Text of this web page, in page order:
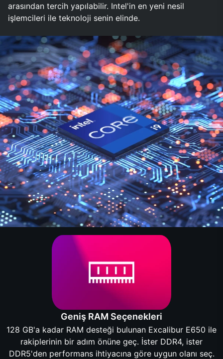
arasından tercih yapılabilir. Intel'in en yeni nesil
işlemcileri ile teknoloji senin elinde.
Geniş RAM Seçenekleri
128 GB'a kadar RAM desteği bulunan Excalibur E650 ile
rakiplerinin bir adım önüne geç. İster DDR4, ister
DDR5'den performans ihtiyacına göre uygun olanı seç.